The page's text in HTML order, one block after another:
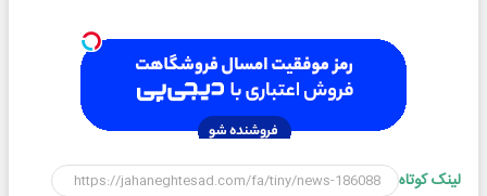
لینک کوتاه